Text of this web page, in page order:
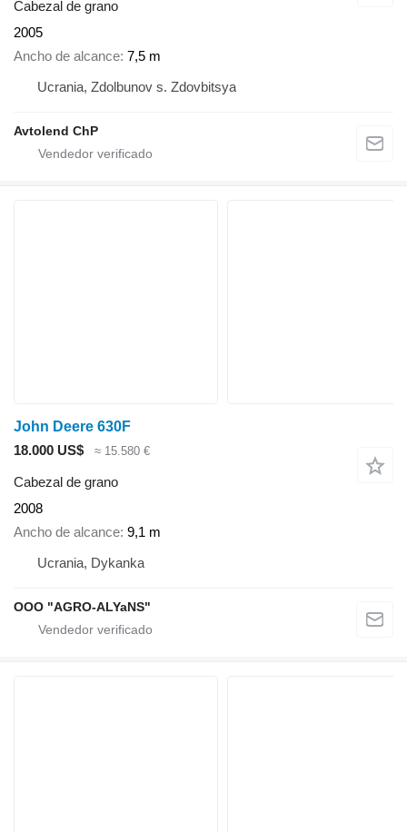
Cabezal de grano
2005
Ancho de alcance 7,5 m
Ucrania, Zdolbunov s. Zdovbitsya
Avtolend ChP
John Deere 630F
18.000 US$
≈ 15.580 €
Cabezal de grano
2008
Ancho de alcance 9,1 m
Ucrania, Dykanka
OOO "AGRO-ALYaNS"